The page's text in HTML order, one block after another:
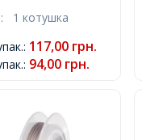
50м/котушка,
1 котушка
: 117,00 грн.
: 94,00 грн.